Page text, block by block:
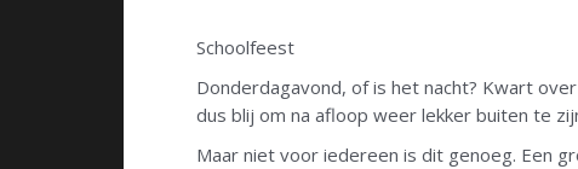
Schoolfeest
Donderdagavond, of is het nacht? Kwart
dus blij om na afloop weer lekker buiten te
Maar niet voor iedereen is dit genoeg. Een